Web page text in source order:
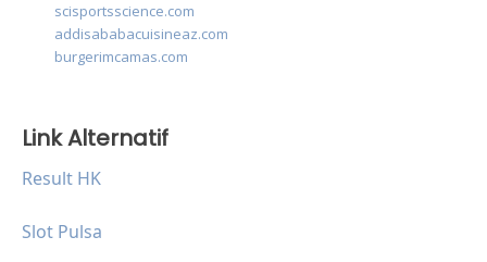
scisportsscience.com
addisababacuisineaz.com
burgerimcamas.com
Link Alternatif
Result HK
Slot Pulsa